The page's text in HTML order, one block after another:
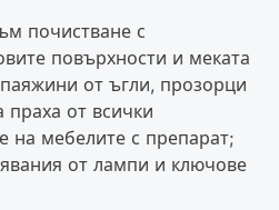
почистване с
повърхности и меката
от ъгли, прозорци
праха от всички
на мебелите с препарат;
от лампи и ключове